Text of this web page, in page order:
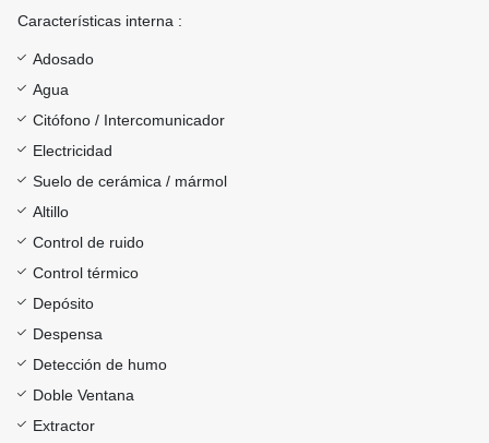
Características interna :
Adosado
Agua
Citófono / Intercomunicador
Electricidad
Suelo de cerámica / mármol
Altillo
Control de ruido
Control térmico
Depósito
Despensa
Detección de humo
Doble Ventana
Extractor